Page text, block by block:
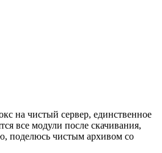
на чистый сервер, единственное
все модули после скачивания,
поделюсь чистым архивом со